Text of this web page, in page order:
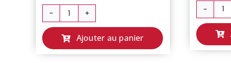
quantité
de
FONDANT
DE
Ajouter au panier